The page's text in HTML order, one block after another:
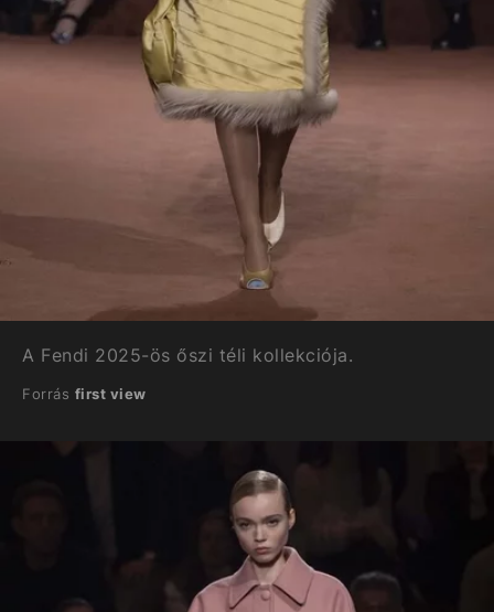
A Fendi 2025-ös őszi téli kollekciója.
Forrás first view